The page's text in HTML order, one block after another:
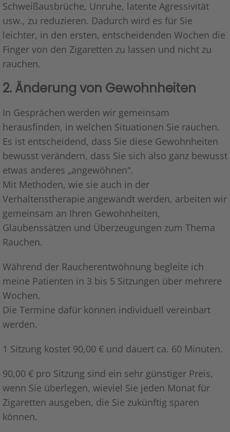
Schweißausbrüche, Unruhe, latente Agressivität
usw., zu reduzieren. Dadurch wird es für Sie
leichter, in den ersten, entscheidenden Wochen die
Finger von den Zigaretten zu lassen und nicht zu
rauchen.
2. Änderung von Gewohnheiten
In Gesprächen werden wir gemeinsam
herausfinden, in welchen Situationen Sie rauchen.
Es ist entscheidend, dass Sie diese Gewohnheiten
bewusst verändern, dass Sie sich also ganz bewusst
etwas anderes „angewöhnen“.
Mit Methoden, wie sie auch in der
Verhaltenstherapie angewandt werden, arbeiten wir
gemeinsam an Ihren Gewohnheiten,
Glaubenssätzen und Überzeugungen zum Thema
Rauchen.
Während der Raucherentwöhnung begleite ich
meine Patienten in 3 bis 5 Sitzungen über mehrere
Wochen.
Die Termine dafür können individuell vereinbart
werden.
1 Sitzung kostet 90,00 € und dauert ca. 60 Minuten.
90,00 € pro Sitzung sind ein sehr günstiger Preis,
wenn Sie überlegen, wieviel Sie jeden Monat für
Zigaretten ausgeben, die Sie zukünftig sparen
können.